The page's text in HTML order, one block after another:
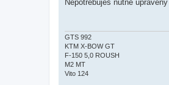
s
e
k
Nepotřebuješ nutně
GTS 992
KTM X-BOW GT
F-150 5,0 ROUSH
M2 MT
Vito 124